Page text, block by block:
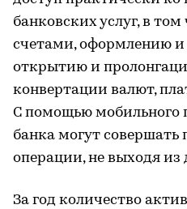
банковских услуг, в
счетами, оформлению
открытию и
конвертации валют,
С помощью
банка могут
операции, не выходя из
За год количество